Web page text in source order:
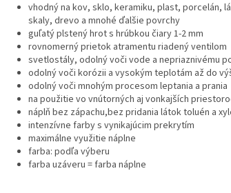
vhodný na kov, sklo, keramiku, plast, porcelán,
skaly, drevo a mnohé ďalšie povrchy
guľatý plstený hrot s hrúbkou čiary 1-2 mm
rovnomerný prietok atramentu riadený ventilom
svetlostály, odolný voči vode a nepriaznivému
odolný voči korózii a vysokým teplotám až do
odolný voči mnohým procesom leptania a prania
na použitie vo vnútorných aj vonkajších
náplň bez zápachu,bez pridania látok toluén a
intenzívne farby s vynikajúcim prekrytím
maximálne využitie náplne
farba: podľa výberu
farba uzáveru = farba náplne